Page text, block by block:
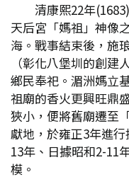
清康熙22年
天后宮「媽祖」神像
海。戰事結束後，施
（彰化八堡圳的創
鄉民奉祀。湄洲媽立
祖廟的香火更興旺鼎
狹小，便將舊廟遷至
獻地，於雍正3年進
13年、日據昭和2-11
模。